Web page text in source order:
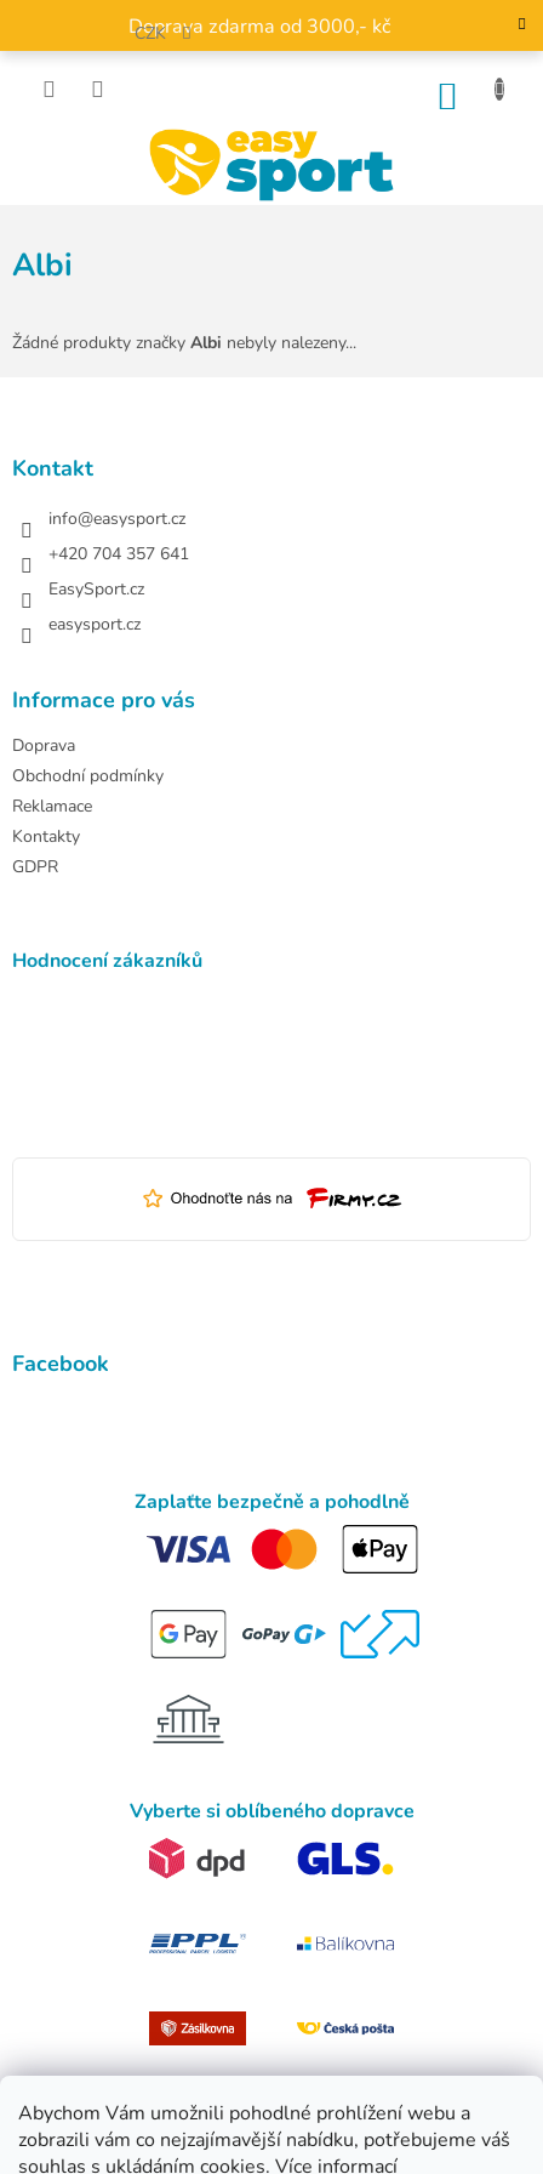
Abychom Vám umožnili pohodlné prohlížení webu a
zobrazili vám co nejzajímavější nabídku, potřebujeme váš
souhlas s ukládáním cookies. Více informací
obsah
Doprava zdarma od 3000,- kč
CZK
Albi
Žádné produkty značky Albi nebyly nalezeny...
Kontakt
info@easysport.cz
+420 704 357 641
EasySport.cz
easysport.cz
Informace pro vás
Doprava
Obchodní podmínky
Reklamace
Kontakty
GDPR
Hodnocení zákazníků
Facebook
Zaplaťte bezpečně a pohodlně
Vyberte si oblíbeného dopravce